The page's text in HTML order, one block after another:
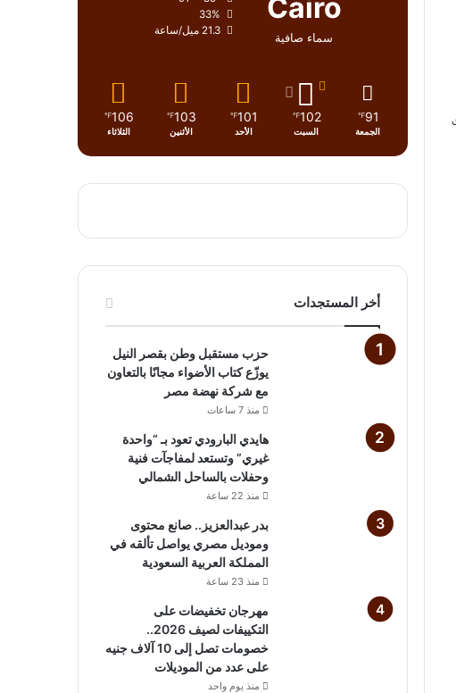
Cairo
سماء صافية
33%
21.3 ميل/ساعة
91
℉
الجمعة
102
℉
السبت
101
℉
الأحد
103
℉
الأثنين
106
℉
الثلاثاء
أخر المستجدات
حزب مستقبل وطن بقصر النيل
يوزّع كتاب الأضواء مجانًا بالتعاون
مع شركة نهضة مصر
منذ 7 ساعات
هايدي البارودي تعود بـ “واحدة
غيري” وتستعد لمفاجآت فنية
وحفلات بالساحل الشمالي
منذ 22 ساعة
بدر عبدالعزيز.. صانع محتوى
وموديل مصري يواصل تألقه في
المملكة العربية السعودية
منذ 23 ساعة
مهرجان تخفيضات على
التكييفات لصيف 2026..
خصومات تصل إلى 10 آلاف جنيه
على عدد من الموديلات
منذ يوم واحد